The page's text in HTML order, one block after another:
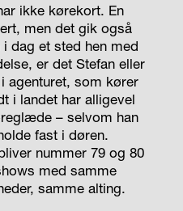
ikke kørekort. En
men det gik også
dag et sted hen med
er det Stefan eller
agenturet, som kører
i landet har alligevel
– selvom han
fast i døren.
nummer 79 og 80
med samme
samme alting.